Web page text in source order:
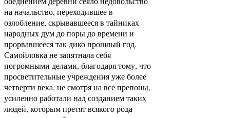
на начальство, переходившее в
озлобление, скрывавшееся в тайниках
народных дум до поры до времени и
прорвавшееся так дико прошлый год.
Самойловка не запятнала себя
погромными делами, благодаря тому, что
просветительные учреждения уже более
четверти века, не смотря на все препоны,
усиленно работали над созданием таких
людей, которым претят всякого рода